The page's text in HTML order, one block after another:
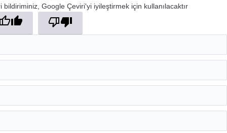
bildiriminiz, Google Çeviri'yi iyileştirmek için kullanılacaktır